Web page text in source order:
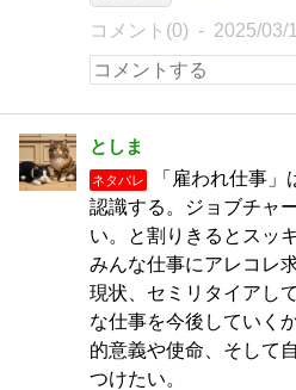
コメント(0) 2025/03/
としま
ネタバレ
「雇われ仕事
認識する。ジョブチャ
い。と割りきるとスッ
みんな仕事にアレコレ
現状、セミリタイアし
な仕事を今後していく
的意義や使命、そして
つけたい。